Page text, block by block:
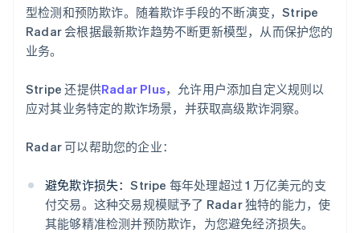
型检测和预防欺诈。随着欺诈手段的不断演变，Stripe
Radar 会根据最新欺诈趋势不断更新模型，从而保护您的
业务。
Stripe 还提供Radar Plus，允许用户添加自定义规则以
应对其业务特定的欺诈场景，并获取高级欺诈洞察。
Radar 可以帮助您的企业：
避免欺诈损失：Stripe 每年处理超过 1 万亿美元的支
付交易。这种交易规模赋予了 Radar 独特的能力，使
其能够精准检测并预防欺诈，为您避免经济损失。
阿联酋
English